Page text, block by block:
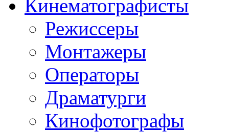
Кинематографисты
Режиссеры
Монтажеры
Операторы
Драматурги
Кинофотографы